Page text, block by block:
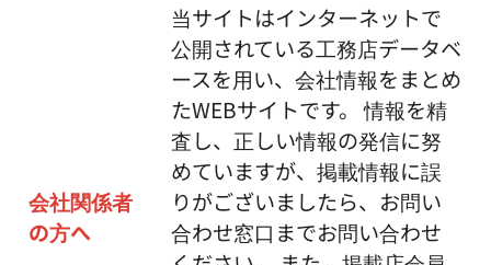
会社関係者
の方へ
当サイトはインターネットで
公開されている工務店データベ
ースを用い、会社情報をまとめ
たWEBサイトです。 情報を精
査し、正しい情報の発信に努
めていますが、掲載情報に誤
りがございましたら、お問い
合わせ窓口までお問い合わせ